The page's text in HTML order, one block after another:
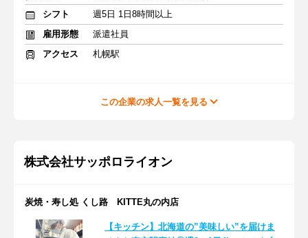
シフト
週5日 1日8時間以上
雇用形態
派遣社員
アクセス
札幌駅
この企業の求人一覧を見る
株式会社サッポロライオン
炭焼・寿し処 くし路 KITTE丸の内店
【キッチン】北海道の”美味しい”を届けま